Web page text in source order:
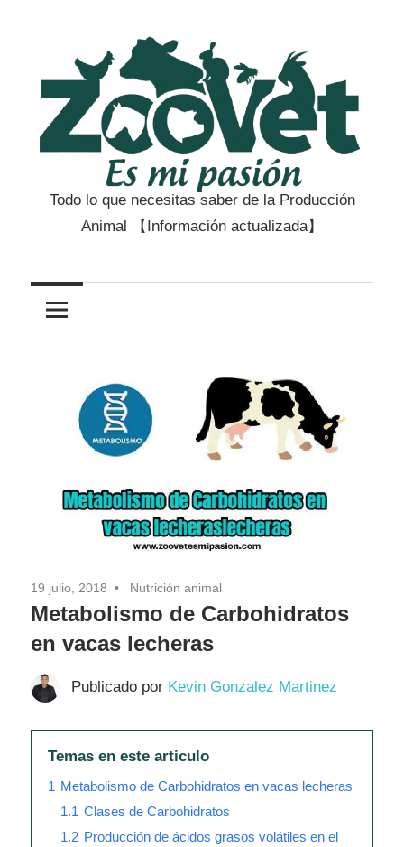
contenido
Zootecnia
Veterinaria
Pasión
Todo lo que necesitas saber de la Producción
Animal 【Información actualizada】
19 julio, 2018 Nutrición animal
Metabolismo de Carbohidratos
en vacas lecheras
Publicado por Kevin Gonzalez Martinez
Temas en este articulo
1 Metabolismo de Carbohidratos en vacas lecheras
1.1 Clases de Carbohidratos
1.2 Producción de ácidos grasos volátiles en el